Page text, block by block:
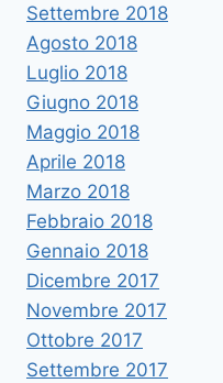
Settembre 2018
Agosto 2018
Luglio 2018
Giugno 2018
Maggio 2018
Aprile 2018
Marzo 2018
Febbraio 2018
Gennaio 2018
Dicembre 2017
Novembre 2017
Ottobre 2017
Settembre 2017